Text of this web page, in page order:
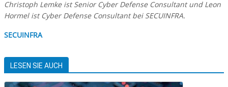
Christoph Lemke ist Senior Cyber Defense Consultant und Leon
Hormel ist Cyber Defense Consultant bei SECUINFRA.
SECUINFRA
LESEN SIE AUCH